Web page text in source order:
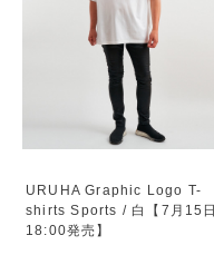
URUHA Graphic Logo T-
shirts Sports / 白【7月15日
18:00発売】